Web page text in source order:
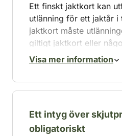
Ett finskt jaktkort kan
utlänning för ett jaktår i
jaktkort måste
giltigt jaktkort eller
bevis på att han eller
utländska jägaren
jägarexamen.
Jaktkortet beställs från
jaktvårdsföreningens
Visa mer information
Ett intyg över
obligatoriskt